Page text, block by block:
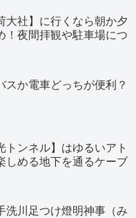
大社】に行くなら朝か夕
！夜間拝観や駐車場につ
スか電車どっちが便利？
トンネル】はゆるいアト
しめる地下を通るケーブ
洗川足つけ燈明神事（み